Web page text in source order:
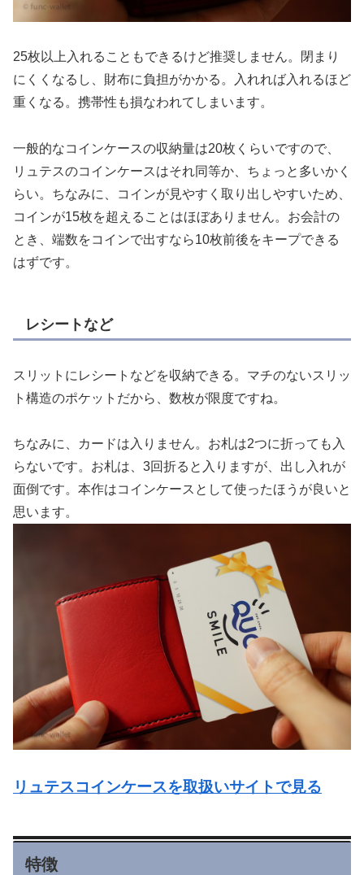
25枚以上入れることもできるけど推奨しません。閉まり
にくくなるし、財布に負担がかかる。入れれば入れるほど
重くなる。携帯性も損なわれてしまいます。
一般的なコインケースの収納量は20枚くらいですので、
リュテスのコインケースはそれ同等か、ちょっと多いかく
らい。ちなみに、コインが見やすく取り出しやすいため、
コインが15枚を超えることはほぼありません。お会計の
とき、端数をコインで出すなら10枚前後をキープできる
はずです。
レシートなど
スリットにレシートなどを収納できる。マチのないスリッ
ト構造のポケットだから、数枚が限度ですね。
ちなみに、カードは入りません。お札は2つに折っても入
らないです。お札は、3回折ると入りますが、出し入れが
面倒です。本作はコインケースとして使ったほうが良いと
思います。
リュテスコインケースを取扱いサイトで見る
特徴